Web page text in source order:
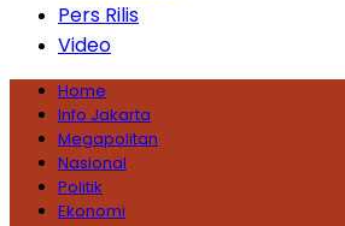
Pers Rilis
Video
Home
Info Jakarta
Megapolitan
Nasional
Politik
Ekonomi